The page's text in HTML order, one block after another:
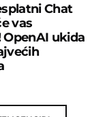
Chat
vas
ukida